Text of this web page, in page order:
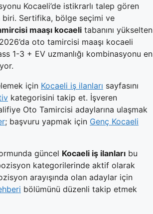
Kocaeli’de istikrarlı talep gören
biri. Sertifika, bölge seçimi ve
maaşı kocaeli tabanını yükselten
oto tamircisi maaşı kocaeli
1-3 + EV uzmanlığı kombinasyonu en
için Kocaeli iş ilanları sayfasını
kategorisini takip et. İşveren
Oto Tamircisi adaylarına ulaşmak
; başvuru yapmak için Genç Kocaeli
güncel Kocaeli iş ilanları bu
kategorilerinde aktif olarak
arayışında olan adaylar için
bölümünü düzenli takip etmek